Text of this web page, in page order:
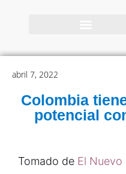
abril 7, 2022
Colombia
potencial
Tomado de El Nuevo